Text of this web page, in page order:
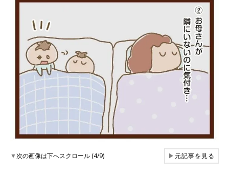
▼次の画像は下へスクロール (4/9) ▶元記事を見る